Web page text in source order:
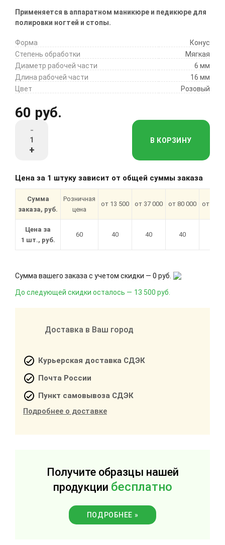
Применяется в аппаратном маникюре и педикюре для
полировки ногтей и стопы.
Форма
Конус
Степень обработки
Мягкая
Диаметр рабочей части
6 мм
Длина рабочей части
16 мм
Цвет
Розовый
60 руб.
-
+
В КОРЗИНУ
Цена за 1 штуку зависит от общей суммы заказа
Сумма
заказа, руб.
Розничная
цена
от 13 500 от 37 000 от 80 000 от 180
Цена за
1 шт., руб.
60 40 40 40
Сумма вашего заказа с учетом скидки — 0 руб.
До следующей скидки осталось — 13 500 руб.
Доставка в Ваш город
Курьерская доставка СДЭК
Почта России
Пункт самовывоза СДЭК
Подробнее о доставке
Получите образцы нашей
продукции бесплатно
ПОДРОБНЕЕ »